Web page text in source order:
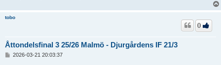
tobo
Åttondelsfinal 3 25/26 Malmö - Djurgårdens IF 21/3
0
2026-03-21 20:03:37